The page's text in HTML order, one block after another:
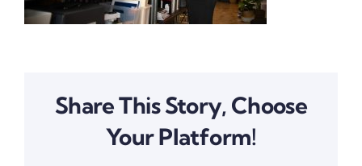
Share This Story, Choose
Your Platform!